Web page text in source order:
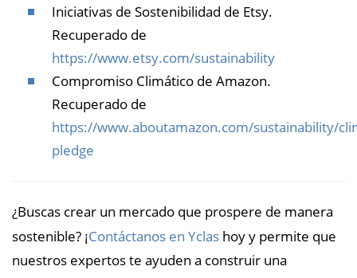
Iniciativas de Sostenibilidad de Etsy.
Recuperado de
https://www.etsy.com/sustainability
Compromiso Climático de Amazon.
Recuperado de
https://www.aboutamazon.com/sustainability/
pledge
¿Buscas crear un mercado que prospere de manera
sostenible? ¡Contáctanos en Yclas hoy y permite que
nuestros expertos te ayuden a construir una